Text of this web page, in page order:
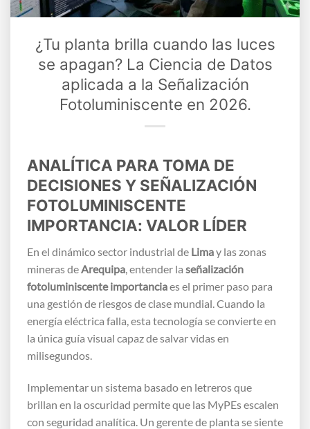
¿Tu planta brilla cuando las luces
se apagan? La Ciencia de Datos
aplicada a la Señalización
Fotoluminiscente en 2026.
ANALÍTICA PARA TOMA DE
DECISIONES Y SEÑALIZACIÓN
FOTOLUMINISCENTE
IMPORTANCIA: VALOR LÍDER
En el dinámico sector industrial de Limay las zonas
mineras deArequipa, entender la señalización
fotoluminiscente importanciaes el primer paso para
una gestión de riesgos de clase mundial. Cuando la
energía eléctrica falla, esta tecnología se convierte en
la única guía visual capaz de salvar vidas en
milisegundos.
Implementar un sistema basado en letreros que
brillan en la oscuridad permite que las MyPEs escalen
con seguridad analítica. Un gerente de planta se siente